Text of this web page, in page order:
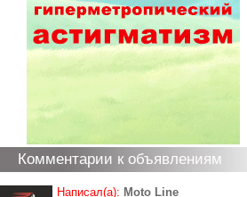
Комментарии к объявлениям
Написал(а): Moto Line